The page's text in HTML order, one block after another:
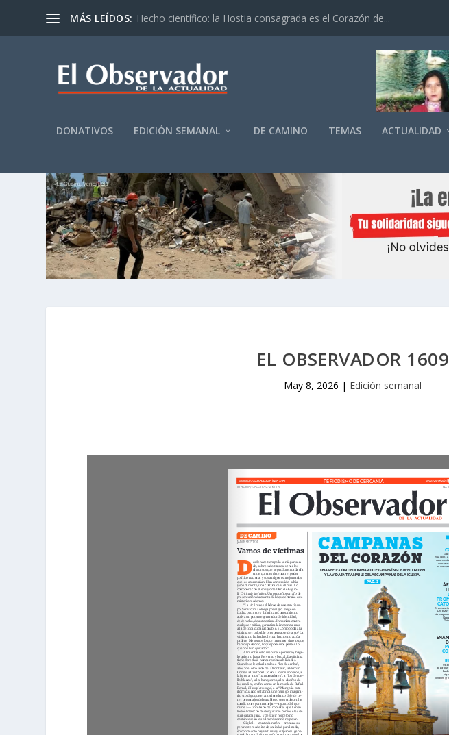
MÁS LEÍDOS: Hecho científico: la Hostia consagrada es el Corazón de...
DONATIVOS EDICIÓN SEMANAL DE CAMINO TEMAS ACTUALIDAD
EL OBSERVADOR 1609
May 8, 2026 | Edición semanal